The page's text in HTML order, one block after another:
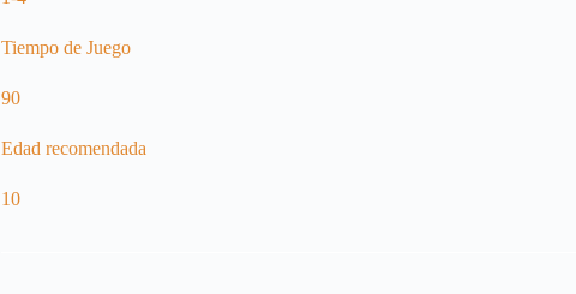
Tiempo de Juego
90
Edad recomendada
10